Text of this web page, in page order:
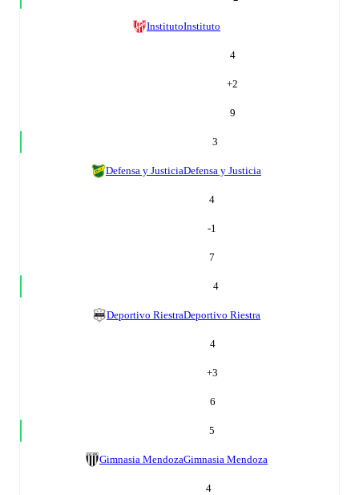
InstitutoInstituto
4
+2
9
3
Defensa y JusticiaDefensa y Justicia
4
-1
7
4
Deportivo RiestraDeportivo Riestra
4
+3
6
5
Gimnasia MendozaGimnasia Mendoza
4